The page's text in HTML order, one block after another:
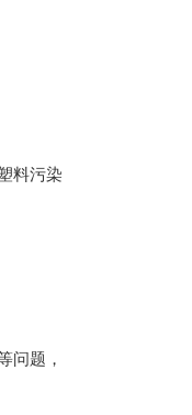
料污染
问题，